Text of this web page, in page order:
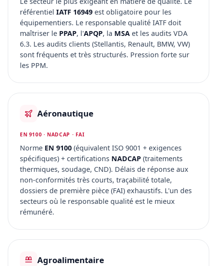
référentiel IATF 16949 est obligatoire pour les
équipementiers. Le responsable qualité IATF doit
maîtriser le PPAP, l'APQP, la MSA et les audits VDA
6.3. Les audits clients (Stellantis, Renault, BMW, VW)
sont fréquents et très structurés. Pression forte sur
les PPM.
Aéronautique
EN 9100 · NADCAP · FAI
Norme EN 9100 (équivalent ISO 9001 + exigences
spécifiques) + certifications NADCAP (traitements
thermiques, soudage, CND). Délais de réponse aux
non-conformités très courts, traçabilité totale,
dossiers de première pièce (FAI) exhaustifs. L'un des
secteurs où le responsable qualité est le mieux
rémunéré.
Agroalimentaire